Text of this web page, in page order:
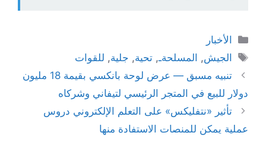
التصنيفات
الأخبار
الوسوم
الجيش, المسلحةـ,تحية, جلية, للقوات
تنبيه مسبق — عرض لوحة بانكسي بقيمة 18 مليون
دولار للبيع في المتجر الرئيسي لتيفاني وشركاه
تأثير «نتفليكس» على التعلم الإلكتروني دروس
عملية يمكن للمنصات الاستفادة منها